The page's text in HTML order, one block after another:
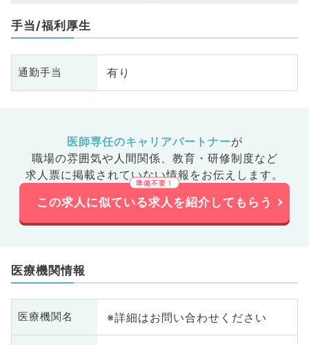
手当/福利厚生
通勤手当 有り
医師専任のキャリアパートナーが
職場の雰囲気や人間関係、 教育・研修制度など
求人票に掲載されていない情報をお伝えします。
この求人に似ている求人を紹介してもらう
医療機関情報
医療機関名 ※詳細はお問い合わせください